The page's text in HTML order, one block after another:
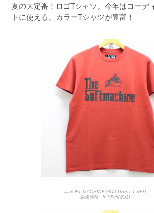
夏の大定番！ロゴTシャツ。今年はコーデ
トに使える、カラーTシャツが豊富！
SOFT MACHINE GOD USED-T:RED
販売価格：8,100円(税込)